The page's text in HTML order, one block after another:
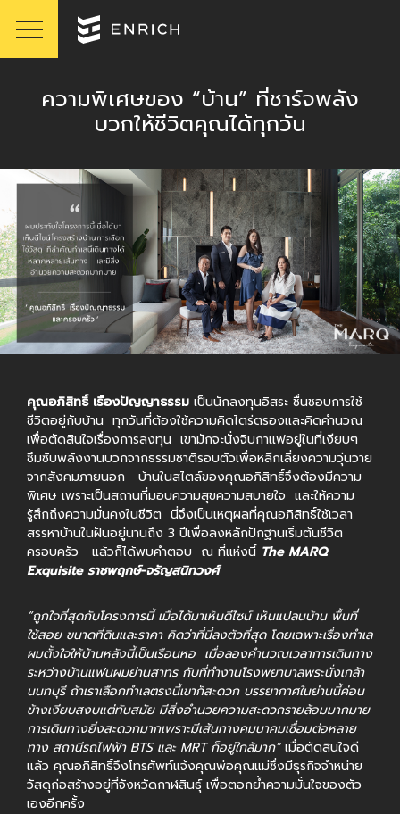
ความพิเศษของ “บ้าน” ที่ชาร์จพลัง
บวกให้ชีวิตคุณได้ทุกวัน
คุณอภิสิทธิ์ เรืองปัญญาธรรม เป็นนักลงทุนอิสระ ชื่นชอบการใช้
ชีวิตอยู่กับบ้าน ทุกวันที่ต้องใช้ความคิดไตร่ตรองและคิดคำนวณ
เพื่อตัดสินใจเรื่องการลงทุน เขามักจะนั่งจิบกาแฟอยู่ในที่เงียบๆ
ซึมซับพลังงานบวกจากธรรมชาติรอบตัวเพื่อหลีกเลี่ยงความวุ่นวาย
จากสังคมภายนอก บ้านในสไตล์ของคุณอภิสิทธิ์จึงต้องมีความ
พิเศษ เพราะเป็นสถานที่มอบความสุขความสบายใจ และให้ความ
รู้สึกถึงความมั่นคงในชีวิต นี่จึงเป็นเหตุผลที่คุณอภิสิทธิ์ใช้เวลา
สรรหาบ้านในฝันอยู่นานถึง 3 ปีเพื่อลงหลักปักฐานเริ่มต้นชีวิต
ครอบครัว แล้วก็ได้พบคำตอบ ณ ที่แห่งนี้ The MARQ
Exquisite ราชพฤกษ์-จรัญสนิทวงศ์
“ถูกใจที่สุดกับโครงการนี้ เมื่อได้มาเห็นดีไซน์ เห็นแปลนบ้าน พื้นที่
ใช้สอย ขนาดที่ดินและราคา คิดว่าที่นี่ลงตัวที่สุด โดยเฉพาะเรื่องทำเล
ผมตั้งใจให้บ้านหลังนี้เป็นเรือนหอ เมื่อลองคำนวณเวลาการเดินทาง
ระหว่างบ้านแฟนผมย่านสาทร กับที่ทำงานโรงพยาบาลพระนั่งเกล้า
นนทบุรี ถ้าเราเลือกทำเลตรงนี้เขาก็สะดวก บรรยากาศในย่านนี้ค่อน
ข้างเงียบสงบแต่ทันสมัย มีสิ่งอำนวยความสะดวกรายล้อมมากมาย
การเดินทางยิ่งสะดวกมากเพราะมีเส้นทางคมนาคมเชื่อมต่อหลาย
ทาง สถานีรถไฟฟ้า BTS และ MRT ก็อยู่ใกล้มาก”เมื่อตัดสินใจดี
แล้ว คุณอภิสิทธิ์จึงโทรศัพท์แจ้งคุณพ่อคุณแม่ซึ่งมีธุรกิจจำหน่าย
วัสดุก่อสร้างอยู่ที่จังหวัดกาฬสินธุ์ เพื่อตอกย้ำความมั่นใจของตัว
เองอีกครั้ง